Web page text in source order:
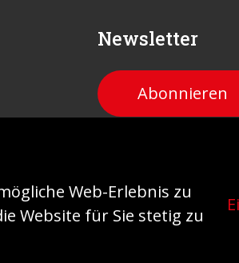
Newsletter
Abonnieren
Datenschutz
Web-Erlebnis zu
Website für Sie stetig zu